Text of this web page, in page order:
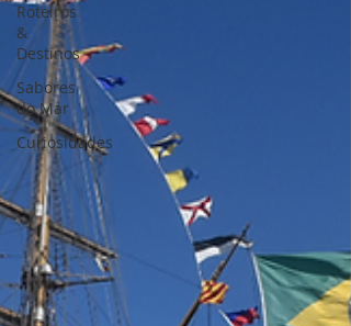
Roteiros
&
Destinos
Sabores
do Mar
Curiosidades